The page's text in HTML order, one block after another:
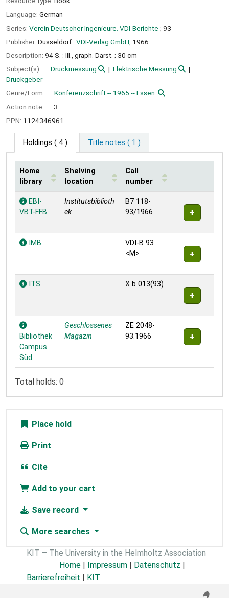
Language: German
Series: Verein Deutscher Ingenieure. VDI-Berichte ; 93
Publisher: Düsseldorf : VDI-Verlag GmbH, 1966
Description: 94 S. : Ill., graph. Darst. ; 30 cm
Subject(s):
Druckmessung
Elektrische Messung
Druckgeber
Genre/Form:
Konferenzschrift -- 1965 -- Essen
Action note:
3
PPN: 1124346961
Holdings ( 4 ) Title notes ( 1 )
Holdings
Home
library
Shelving
location
Call
number
EBI-
VBT-FFB
Institutsbiblioth
ek
B7 118-
93/1966
IMB
VDI-B 93
<M>
ITS X b 013(93)
Bibliothek
Campus
Süd
Geschlossenes
Magazin
ZE 2048-
93.1966
Total holds: 0
Place hold
Print
Cite
Add to your cart
Save record
More searches
KIT – The University in the Helmholtz Association
Home
Impressum Datenschutz
Barrierefreiheit
KIT